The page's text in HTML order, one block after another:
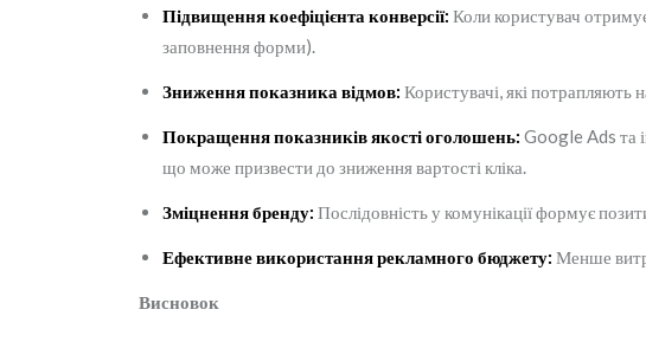
Підвищення коефіцієнта конверсії: Коли користувач
заповнення форми).
Зниження показника відмов: Користувачі, які потрапляють
Покращення показників якості оголошень: Google Ads та
що може призвести до зниження вартості кліка.
Зміцнення бренду: Послідовність у комунікації формує
Ефективне використання рекламного бюджету: Менше
Висновок